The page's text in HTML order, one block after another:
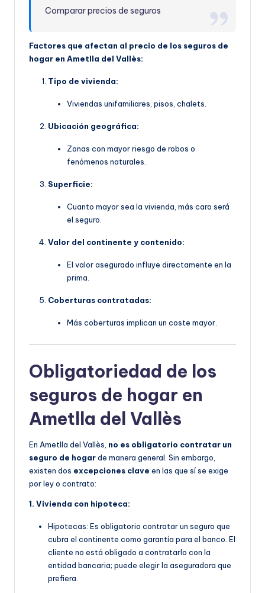
Comparar precios de seguros
Factores que afectan al precio de los seguros de
hogar en Ametlla del Vallès:
Tipo de vivienda:
Viviendas unifamiliares, pisos, chalets.
Ubicación geográfica:
Zonas con mayor riesgo de robos o
fenómenos naturales.
Superficie:
Cuanto mayor sea la vivienda, más caro será
el seguro.
Valor del continente y contenido:
El valor asegurado influye directamente en la
prima.
Coberturas contratadas:
Más coberturas implican un coste mayor.
Obligatoriedad de los
seguros de hogar en
Ametlla del Vallès
En Ametlla del Vallès, no es obligatorio contratar un
seguro de hogarde manera general. Sin embargo,
existen dos excepciones clave en las que sí se exige
por ley o contrato:
1. Vivienda con hipoteca:
Hipotecas: Es obligatorio contratar un seguro que
cubra el continente como garantía para el banco. El
cliente no está obligado a contratarlo con la
entidad bancaria; puede elegir la aseguradora que
prefiera.